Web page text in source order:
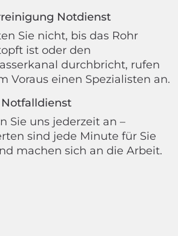
Notdienst
Sie nicht, bis das Rohr
ist oder den
durchbricht, rufen
Voraus einen Spezialisten an.
Sie uns jederzeit an –
sind jede Minute für Sie
machen sich an die Arbeit.